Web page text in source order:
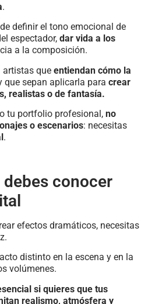
.
definir el tono emocional de
espectador, dar vida a los
a la composición.
artistas que entiendan cómo la
que sepan aplicarla para crear
realistas o de fantasía.
tu portfolio profesional, no
o escenarios: necesitas
.
conocer
efectos dramáticos, necesitas
distinto en la escena y en la
volúmenes.
si quieres que tus
realismo, atmósfera y